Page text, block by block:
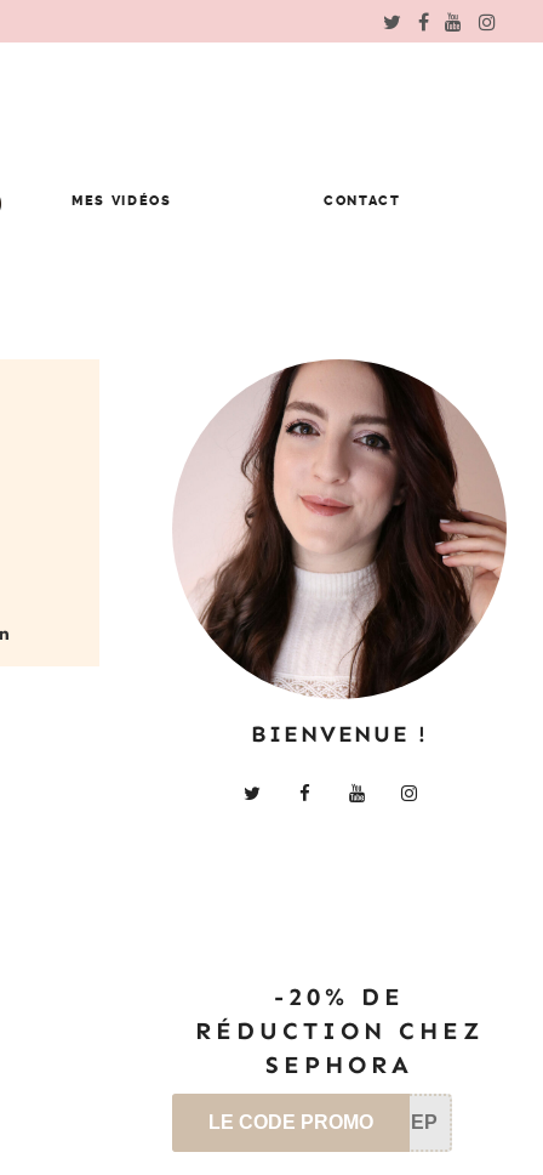
MES VIDÉOS CONTACT
BIENVENUE !
-20% DE
RÉDUCTION CHEZ
SEPHORA
LE CODE PROMO SEP